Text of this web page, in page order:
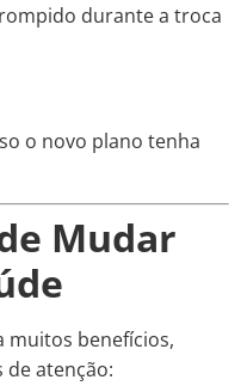
durante a troca
o novo plano tenha
Mudar
muitos benefícios,
atenção: